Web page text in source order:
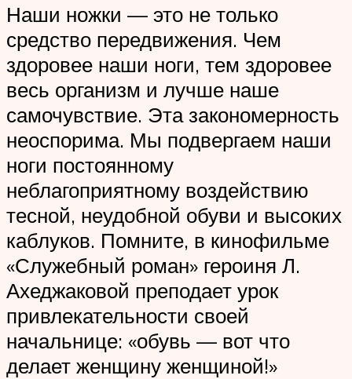
Наши ножки — это не только
средство передвижения. Чем
здоровее наши ноги, тем здоровее
весь организм и лучше наше
самочувствие. Эта закономерность
неоспорима. Мы подвергаем наши
ноги постоянному
неблагоприятному воздействию
тесной, неудобной обуви и высоких
каблуков. Помните, в кинофильме
«Служебный роман» героиня Л.
Ахеджаковой преподает урок
привлекательности своей
начальнице: «обувь — вот что
делает женщину женщиной!»